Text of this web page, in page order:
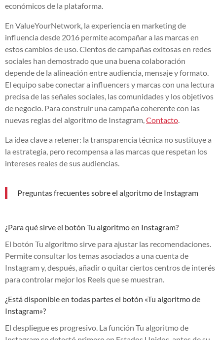
económicos de la plataforma.
En ValueYourNetwork, la experiencia en marketing de
influencia desde 2016 permite acompañar a las marcas en
estos cambios de uso. Cientos de campañas exitosas en redes
sociales han demostrado que una buena colaboración
depende de la alineación entre audiencia, mensaje y formato.
El equipo sabe conectar a influencers y marcas con una lectura
precisa de las señales sociales, las comunidades y los objetivos
de negocio. Para construir una campaña coherente con las
nuevas reglas del algoritmo de Instagram, Contacto
La idea clave a retener: la transparencia técnica no sustituye a
la estrategia, pero recompensa a las marcas que respetan los
intereses reales de sus audiencias.
Preguntas frecuentes sobre el algoritmo de Instagram
¿Para qué sirve el botón Tu algoritmo en Instagram?
El botón Tu algoritmo sirve para ajustar las recomendaciones.
Permite consultar los temas asociados a una cuenta de
Instagram y, después, añadir o quitar ciertos centros de interés
para controlar mejor los Reels que se muestran.
¿Está disponible en todas partes el botón «Tu algoritmo de
Instagram»?
El despliegue es progresivo. La función Tu algoritmo de